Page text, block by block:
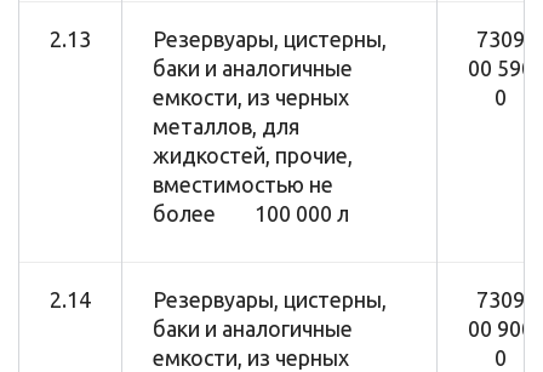
2.13
Резервуары, цистерны,
баки и аналогичные
емкости, из черных
металлов, для
жидкостей, прочие,
вместимостью не
более 100 000 л
7309
00 590
0
2.14
Резервуары, цистерны,
баки и аналогичные
емкости, из черных
7309
00 900
0